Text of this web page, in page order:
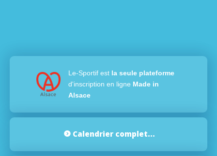
Le-Sportif est la seule plateforme
d'inscription en ligne Made in
Alsace
Calendrier complet...